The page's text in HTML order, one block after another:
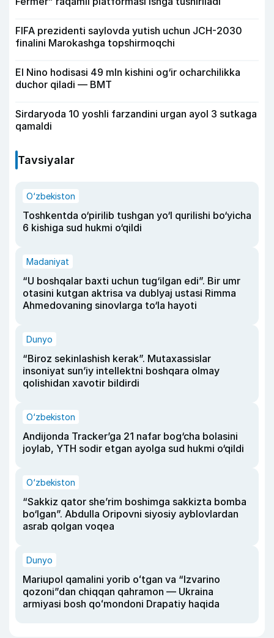
FIFA prezidenti saylovda yutish uchun JCH-2030
finalini Marokashga topshirmoqchi
El Nino hodisasi 49 mln kishini og‘ir ocharchilikka
duchor qiladi — BMT
Sirdaryoda 10 yoshli farzandini urgan ayol 3 sutkaga
qamaldi
Tavsiyalar
O‘zbekiston
Toshkentda o‘pirilib tushgan yo‘l qurilishi bo‘yicha
6 kishiga sud hukmi o‘qildi
Madaniyat
“U boshqalar baxti uchun tug‘ilgan edi”. Bir umr
otasini kutgan aktrisa va dublyaj ustasi Rimma
Ahmedovaning sinovlarga to‘la hayoti
Dunyo
“Biroz sekinlashish kerak”. Mutaxassislar
insoniyat sun’iy intellektni boshqara olmay
qolishidan xavotir bildirdi
O‘zbekiston
Andijonda Tracker’ga 21 nafar bog‘cha bolasini
joylab, YTH sodir etgan ayolga sud hukmi o‘qildi
O‘zbekiston
“Sakkiz qator she’rim boshimga sakkizta bomba
bo‘lgan”. Abdulla Oripovni siyosiy ayblovlardan
asrab qolgan voqea
Dunyo
Mariupol qamalini yorib oʻtgan va “Izvarino
qozoni”dan chiqqan qahramon — Ukraina
armiyasi bosh qoʻmondoni Drapatiy haqida